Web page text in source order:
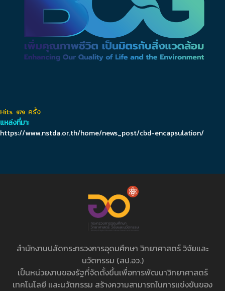
Hits 979 ครั้ง
แหล่งที่มา:
https://www.nstda.or.th/home/news_post/cbd-encapsulation/
สำนักงานปลัดกระทรวงการอุดมศึกษา วิทยาศาสตร์ วิจัยและ
นวัตกรรม (สป.อว.)
เป็นหน่วยงานของรัฐที่จัดตั้งขึ้นเพื่อการพัฒนาวิทยาศาสตร์
เทคโนโลยี และนวัตกรรม สร้างความสามารถในการแข่งขันของ